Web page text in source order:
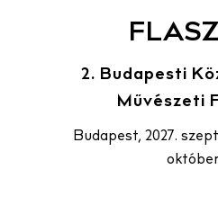
2. Budapesti
Művészeti
Budapest, 2027.
október